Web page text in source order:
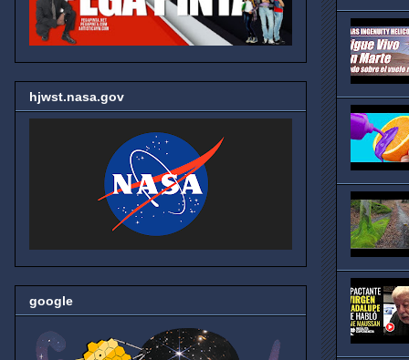
hjwst.nasa.gov
google